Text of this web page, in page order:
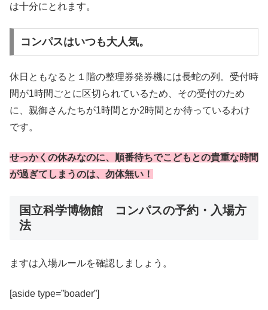
は十分にとれます。
コンパスはいつも大人気。
休日ともなると１階の整理券発券機には長蛇の列。受付時
間が1時間ごとに区切られているため、その受付のため
に、親御さんたちが1時間とか2時間とか待っているわけ
です。
せっかくの休みなのに、順番待ちでこどもとの貴重な時間
が過ぎてしまうのは、勿体無い！
国立科学博物館 コンパスの予約・入場方
法
ますは入場ルールを確認しましょう。
[aside type=”boader”]